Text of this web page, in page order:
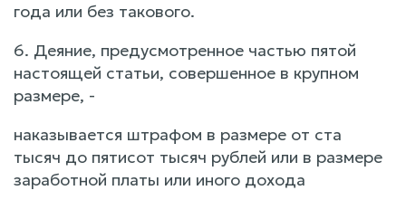
года или без такового.
6. Деяние, предусмотренное частью пятой
настоящей статьи, совершенное в крупном
размере, -
наказывается штрафом в размере от ста
тысяч до пятисот тысяч рублей или в размере
заработной платы или иного дохода